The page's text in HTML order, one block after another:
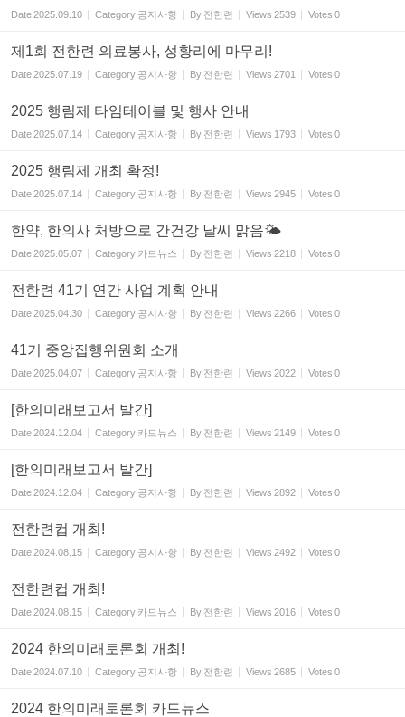
Date2025.09.10 Category 공지사항 By 전한련 Views 2539 Votes 0
제1회 전한련 의료봉사, 성황리에 마무리!
Date2025.07.19 Category 공지사항 By 전한련 Views 2701 Votes 0
2025 행림제 타임테이블 및 행사 안내
Date2025.07.14 Category 공지사항 By 전한련 Views 1793 Votes 0
2025 행림제 개최 확정!
Date2025.07.14 Category 공지사항 By 전한련 Views 2945 Votes 0
한약, 한의사 처방으로 간건강 날씨 맑음🌤
Date2025.05.07 Category 카드뉴스 By 전한련 Views 2218 Votes 0
전한련 41기 연간 사업 계획 안내
Date2025.04.30 Category 공지사항 By 전한련 Views 2266 Votes 0
41기 중앙집행위원회 소개
Date2025.04.07 Category 공지사항 By 전한련 Views 2022 Votes 0
[한의미래보고서 발간]
Date2024.12.04 Category 카드뉴스 By 전한련 Views 2149 Votes 0
[한의미래보고서 발간]
Date2024.12.04 Category 공지사항 By 전한련 Views 2892 Votes 0
전한련컵 개최!
Date2024.08.15 Category 공지사항 By 전한련 Views 2492 Votes 0
전한련컵 개최!
Date2024.08.15 Category 카드뉴스 By 전한련 Views 2016 Votes 0
2024 한의미래토론회 개최!
Date2024.07.10 Category 공지사항 By 전한련 Views 2685 Votes 0
2024 한의미래토론회 카드뉴스